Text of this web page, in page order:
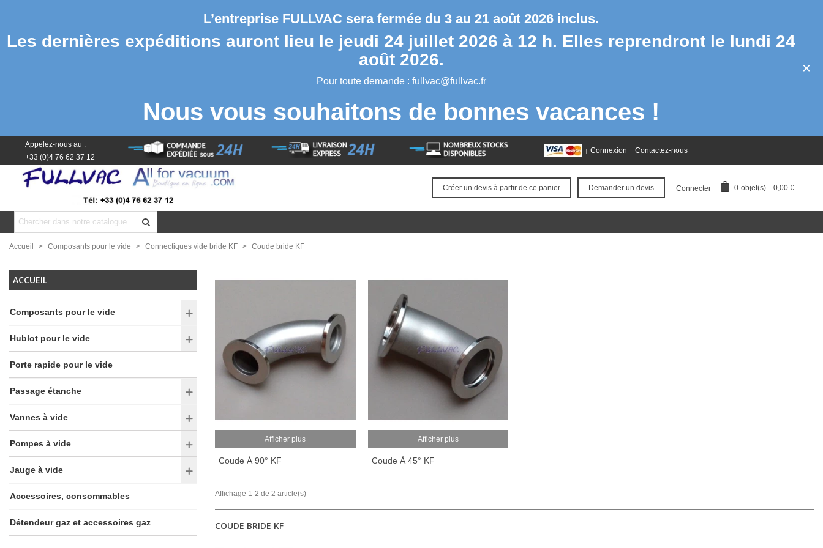
L’entreprise FULLVAC sera fermée du 3 au 21 août 2026 inclus.
Les dernières expéditions auront lieu le jeudi 24 juillet 2026 à 12 h. Elles reprendront le lundi 24
août 2026.
Pour toute demande : fullvac@fullvac.fr
Nous vous souhaitons de bonnes vacances !
×
Appelez-nous au :
+33 (0)4 76 62 37 12
Connexion Contactez-nous
Créer un devis à partir de ce panier Demander un devis Connecter 0 objet(s) - 0,00 €
Accueil > Composants pour le vide > Connectiques vide bride KF > Coude bride KF
ACCUEIL
Composants pour le vide
Hublot pour le vide
Porte rapide pour le vide
Passage étanche
Vannes à vide
Pompes à vide
Jauge à vide
Accessoires, consommables
Détendeur gaz et accessoires gaz
Afficher plus
Coude À 90° KF
Afficher plus
Coude À 45° KF
Affichage 1-2 de 2 article(s)
COUDE BRIDE KF